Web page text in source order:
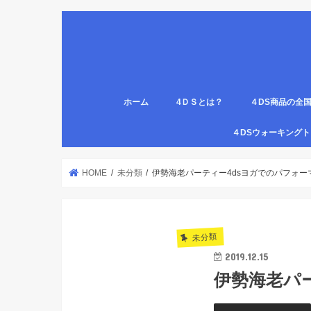
ホーム 4ＤＳとは？
医療従事者,学生のための語呂合わせ
４DS商品の全
４DSの公認ク
4DS腸腹ペタベ
４DS螺旋ソック
４DSウォーキン
HOME 未分類 伊勢海老パーティー4dsヨガでのパフォー
未分類
2019.12.15
伊勢海老パ